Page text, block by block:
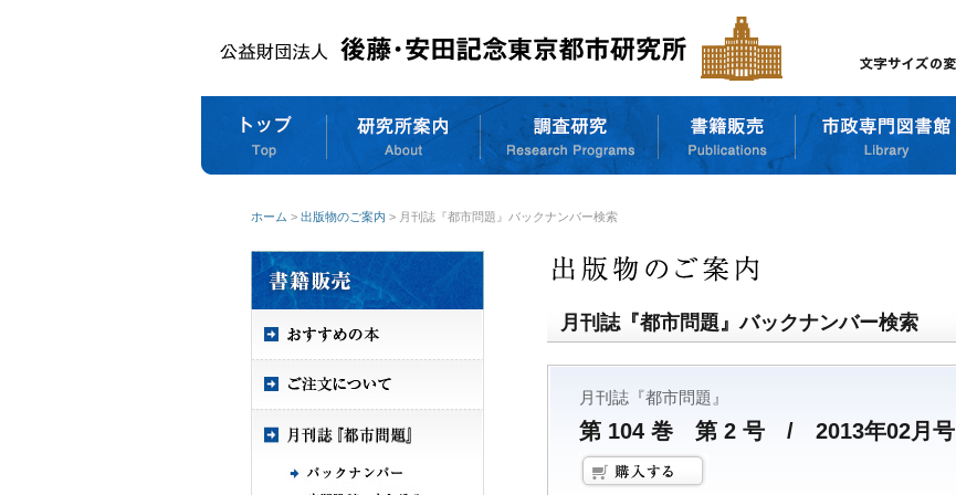
ホーム > 出版物のご案内 > 月刊誌『都市問題』バックナンバー検索
月刊誌『都市問題』バックナンバー検索
月刊誌『都市問題』
第 104 巻 第 2 号 / 2013年02月号